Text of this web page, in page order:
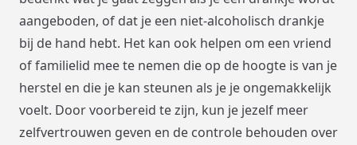
aangeboden, of dat je een niet-alcoholisch drankje
bij de hand hebt. Het kan ook helpen om een vriend
of familielid mee te nemen die op de hoogte is van je
herstel en die je kan steunen als je je ongemakkelijk
voelt. Door voorbereid te zijn, kun je jezelf meer
zelfvertrouwen geven en de controle behouden over